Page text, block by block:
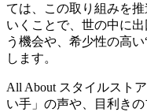
ては、この取り組みを
いくことで、世の中に
う機会や、希少性の高
します。
All About スタイルスト
い手」の声や、目利き